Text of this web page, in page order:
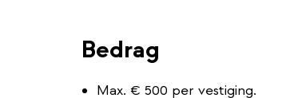
Bedrag
Max. € 500 per vestiging.